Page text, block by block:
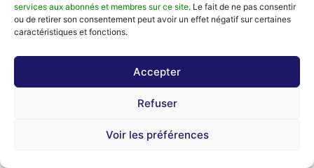
services aux abonnés et membres sur ce site. Le fait de ne pas consentir
ou de retirer son consentement peut avoir un effet négatif sur certaines
caractéristiques et fonctions.
Accepter
Refuser
Voir les préférences
directeur d’un journal économique, rédacteur en chef
d’un webzine, accompagnateur d’un prix littéraire…
a monté sa propre maison d’édition, Srèlè. Au gré de
Debout-payé, sensation de la rentrée